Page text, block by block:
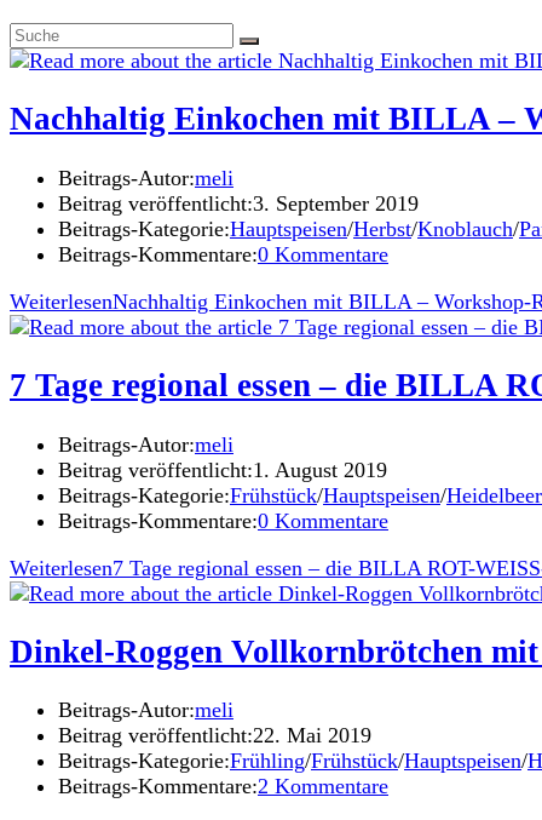
Nachhaltig Einkochen mit BILLA –
Beitrags-Autor:meli
Beitrag veröffentlicht:3. September 2019
Beitrags-Kategorie:Hauptspeisen/Herbst/Knoblauch/
Beitrags-Kommentare:0 Kommentare
WeiterlesenNachhaltig Einkochen mit BILLA – Workshop-
7 Tage regional essen – die BILLA
Beitrags-Autor:meli
Beitrag veröffentlicht:1. August 2019
Beitrags-Kategorie:Frühstück/Hauptspeisen/
Beitrags-Kommentare:0 Kommentare
Weiterlesen7 Tage regional essen – die BILLA ROT-
Dinkel-Roggen Vollkornbrötchen
Beitrags-Autor:meli
Beitrag veröffentlicht:22. Mai 2019
Beitrags-Kategorie:Frühling/Frühstück/Hauptspeisen/
Beitrags-Kommentare:2 Kommentare